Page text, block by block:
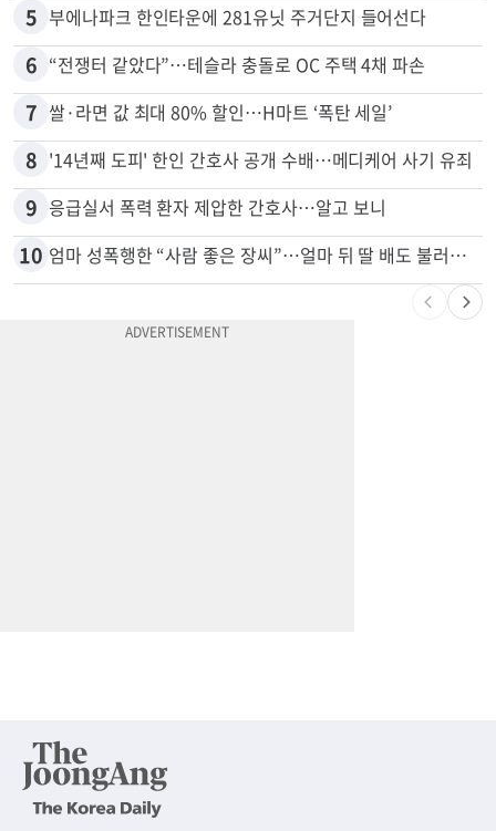
5 부에나파크 한인타운에 281유닛 주거단지 들어선다
6 “전쟁터 같았다”…테슬라 충돌로 OC 주택 4채 파손
7 쌀·라면 값 최대 80% 할인…H마트 ‘폭탄 세일’
8 '14년째 도피' 한인 간호사 공개 수배…메디케어 사기 유죄
9 응급실서 폭력 환자 제압한 간호사…알고 보니
10 엄마 성폭행한 “사람 좋은 장씨”…얼마 뒤 딸 배도 불러왔다